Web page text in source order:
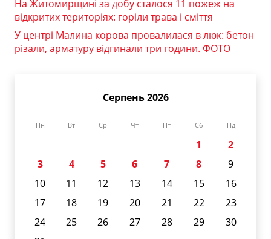
На Житомирщині за добу сталося 11 пожеж на
відкритих територіях: горіли трава і сміття
У центрі Малина корова провалилася в люк: бетон
різали, арматуру відгинали три години. ФОТО
Серпень 2026
Пн Вт Ср Чт Пт Сб Нд
1
2
3
4 5 6 7 8
9
10
11 12 13 14 15
16
17
18 19 20 21 22
23
24
25 26 27 28 29
30